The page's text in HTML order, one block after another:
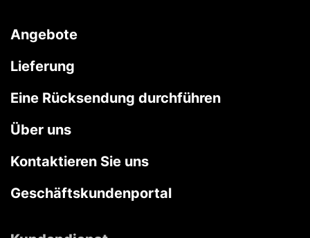
Angebote
Lieferung
Eine Rücksendung durchführen
Über uns
Kontaktieren Sie uns
Geschäftskundenportal